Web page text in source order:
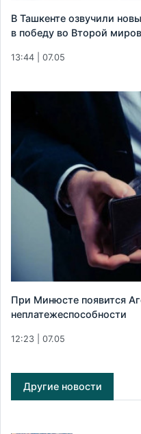
В Ташкенте озвучили
в победу во Второй
13:44 | 07.05
При Минюсте появится
неплатежеспособности
12:23 | 07.05
Другие новости